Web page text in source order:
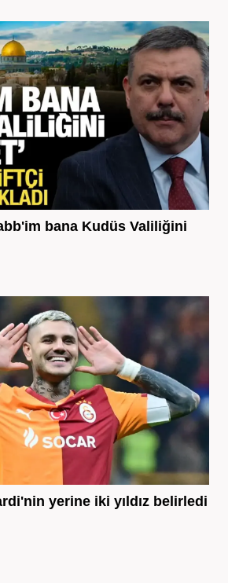
bana Kudüs Valiliğini
yerine iki yıldız belirledi